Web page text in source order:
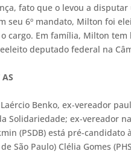
fato que o levou a
seu 6º mandato, Milton foi
cargo. Em família, Milton
deputado federal na
Benko, ex-vereador
Solidariedade; ex-vereador
(PSDB) está pré-
São Paulo) Clélia Gomes